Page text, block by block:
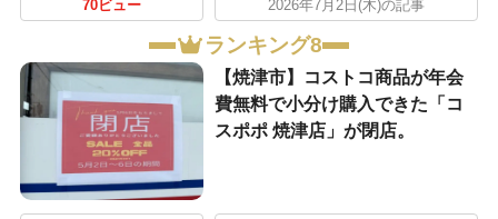
70ビュー 2026年7月2日(木)の記事
ランキング8
【焼津市】コストコ商品が年会
費無料で小分け購入できた「コ
スポポ 焼津店」が閉店。